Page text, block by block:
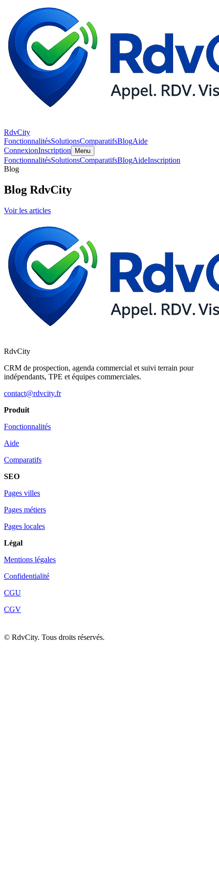
RdvCity
FonctionnalitésSolutionsComparatifsBlogAide
ConnexionInscription Menu
FonctionnalitésSolutionsComparatifsBlogAideInscription
Blog
Blog RdvCity
Voir les articles
RdvCity
CRM de prospection, agenda commercial et suivi terrain pour
indépendants, TPE et équipes commerciales.
contact@rdvcity.fr
Produit
Fonctionnalités
Aide
Comparatifs
SEO
Pages villes
Pages métiers
Pages locales
Légal
Mentions légales
Confidentialité
CGU
CGV
© RdvCity. Tous droits réservés.